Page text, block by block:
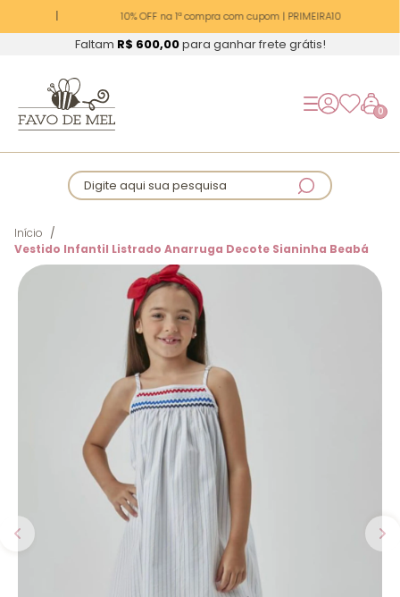
10% OFF na 1ª compra com cupom | PRIMEIRA10
Faltam R$ 600,00para ganhar frete grátis!
0
Digite aqui sua pesquisa
Início
Vestido Infantil Listrado Anarruga Decote Sianinha Beabá